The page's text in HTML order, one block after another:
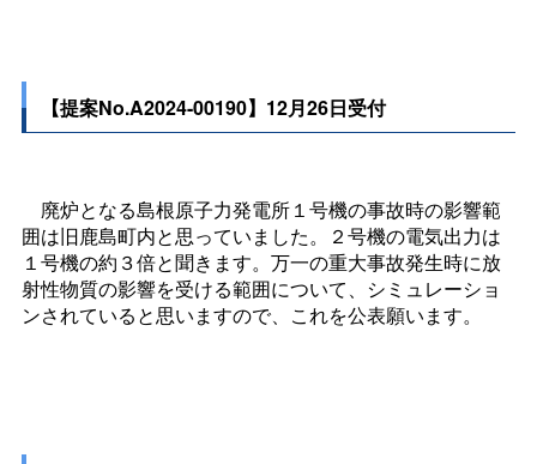
【提案No.A2024-00190】12月26日受付
廃炉となる島根原子力発電所１号機の事故時の影響範
囲は旧鹿島町内と思っていました。２号機の電気出力は
１号機の約３倍と聞きます。万一の重大事故発生時に放
射性物質の影響を受ける範囲について、シミュレーショ
ンされていると思いますので、これを公表願います。